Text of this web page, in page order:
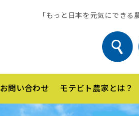
「もっと日本を元気にできる
お問い合わせ モテビト農家とは？